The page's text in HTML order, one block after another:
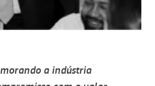
a indústria